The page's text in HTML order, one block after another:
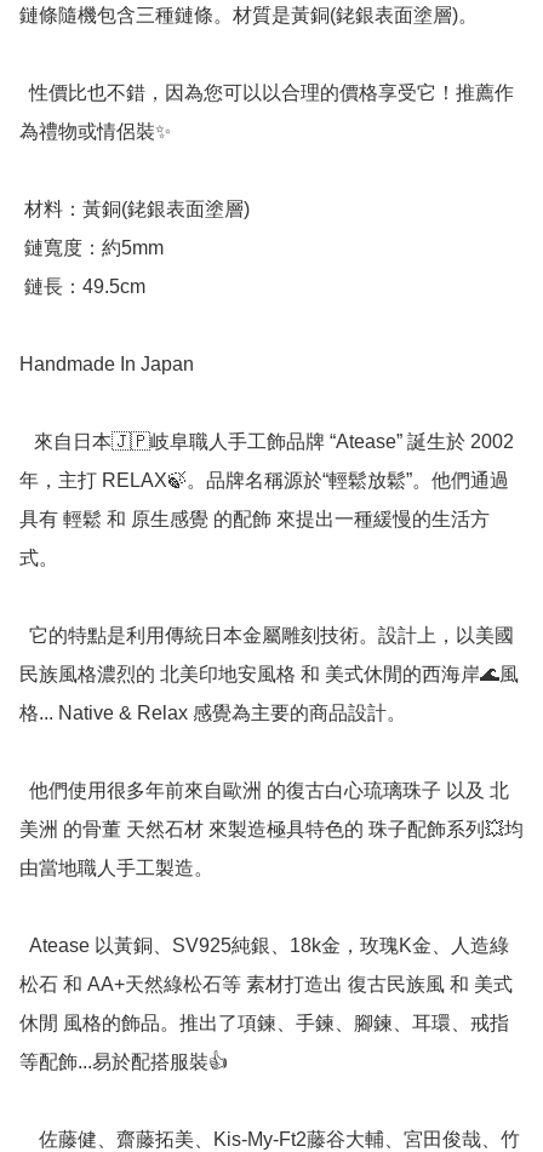
鏈條隨機包含三種鏈條。材質是黃銅(銠銀表面塗層)。
  性價比也不錯，因為您可以以合理的價格享受它！推薦作
為禮物或情侶裝✨
Handmade In Japan
年，主打 RELAX🍃。品牌名稱源於“輕鬆放鬆”。他們通過
具有 輕鬆 和 原生感覺 的配飾 來提出一種緩慢的生活方
式。
民族風格濃烈的 北美印地安風格 和 美式休閒的西海岸🌊風
格... Native & Relax 感覺為主要的商品設計。
美洲 的骨董 天然石材 來製造極具特色的 珠子配飾系列💥均
由當地職人手工製造。
松石 和 AA+天然綠松石等 素材打造出 復古民族風 和 美式
休閒 風格的飾品。推出了項鍊、手鍊、腳鍊、耳環、戒指
等配飾...易於配搭服裝👍